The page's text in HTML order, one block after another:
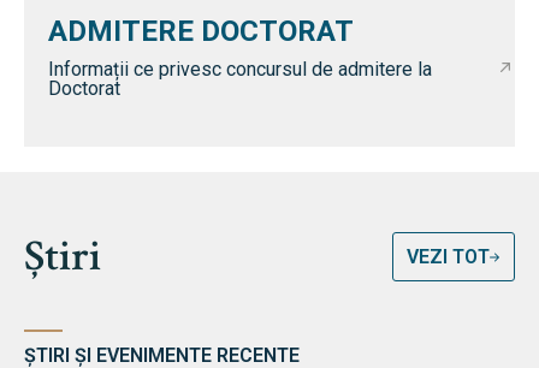
ADMITERE DOCTORAT
Informații ce privesc concursul de admitere la
Doctorat
Știri VEZI TOT
ȘTIRI ȘI EVENIMENTE RECENTE